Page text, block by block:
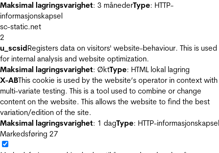
Maksimal lagringsvarighet: 3 månederType: HTTP-
informasjonskapsel
sc-static.net
2
u_scsidRegisters data on visitors' website-behaviour. This is used
for internal analysis and website optimization.
Maksimal lagringsvarighet: ØktType: HTML lokal lagring
X-ABThis cookie is used by the website’s operator in context with
multi-variate testing. This is a tool used to combine or change
content on the website. This allows the website to find the best
variation/edition of the site.
Maksimal lagringsvarighet: 1 dagType: HTTP-informasjonskapsel
Markedsføring 27